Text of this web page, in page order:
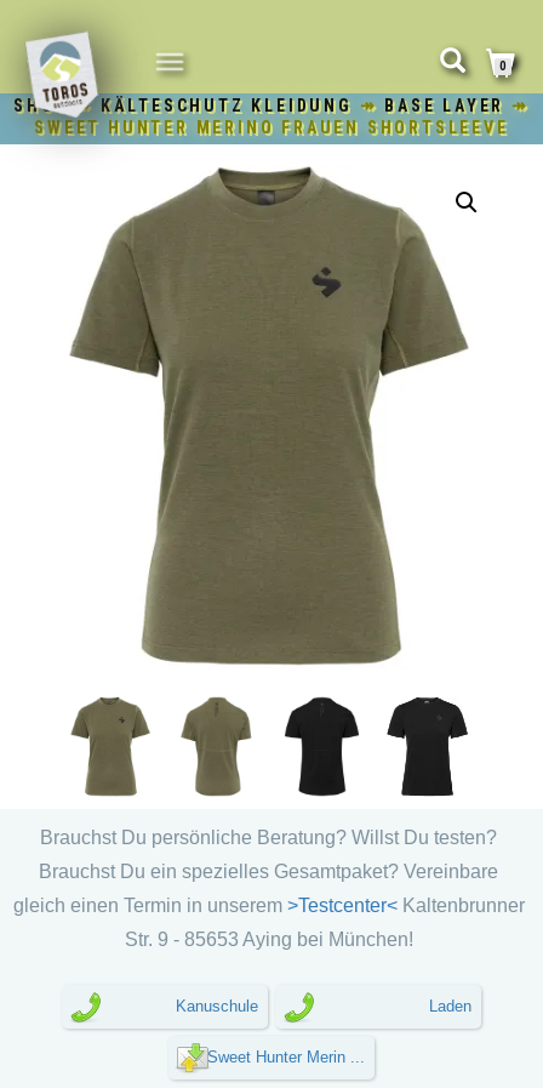
NAVIGATION
UMSCHALTEN
0
SHOP↠ KÄLTESCHUTZ KLEIDUNG ↠ BASE LAYER ↠
SWEET HUNTER MERINO FRAUEN SHORTSLEEVE
Brauchst Du persönliche Beratung? Willst Du testen?
Brauchst Du ein spezielles Gesamtpaket? Vereinbare
gleich einen Termin in unserem>Testcenter< Kaltenbrunner
Str. 9 - 85653 Aying bei München!
Kanuschule Laden
Sweet Hunter Merin ...